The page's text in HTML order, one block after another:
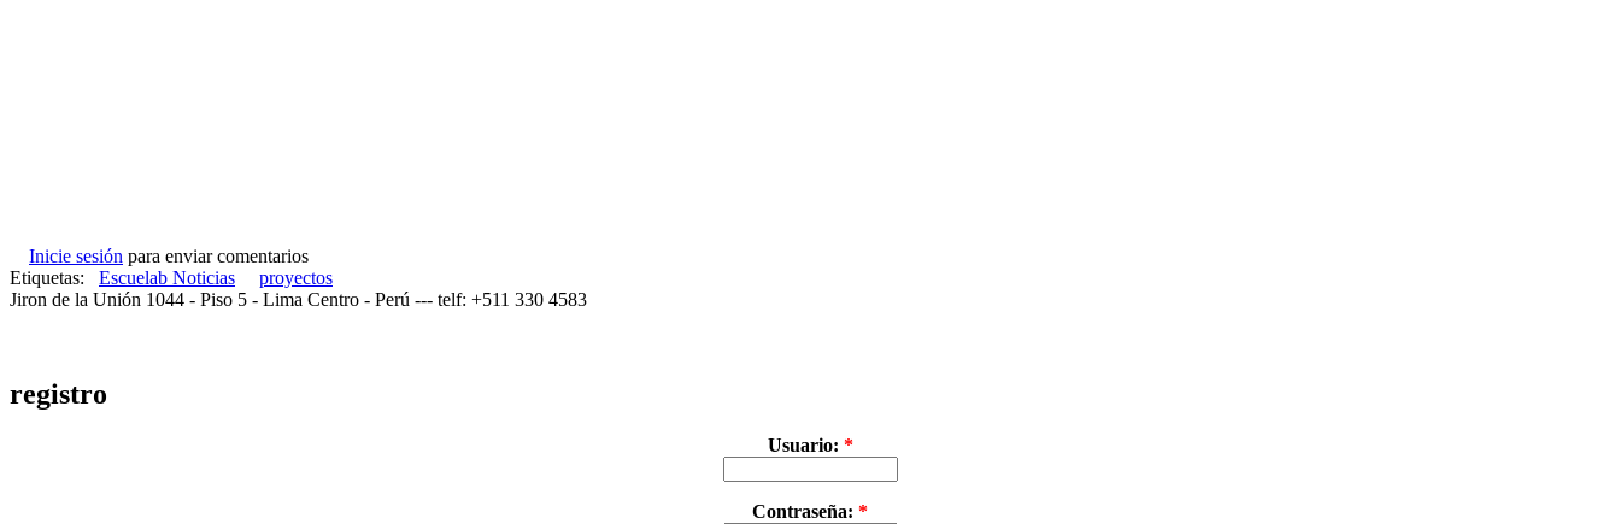
Inicie sesión para enviar comentarios
Etiquetas:
Escuelab Noticias
proyectos
Jiron de la Unión 1044 - Piso 5 - Lima Centro - Perú --- telf: +511 330 4583
registro
Usuario: *
Contraseña: *